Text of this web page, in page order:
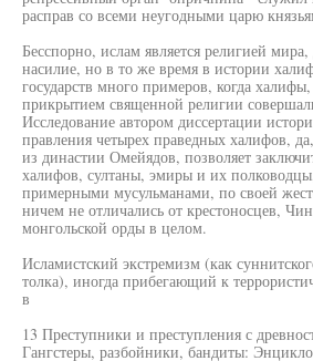
расправ со всеми неугодными царю
Бесспорно, ислам является религией
насилие, но в то же время в истории
государств много примеров, когда
прикрытием священной религии
Исследование автором диссертации
правления четырех праведных халифов,
из династии Омейядов, позволяет
халифов, султаны, эмиры и их
примерными мусульманами, по своей
ничем не отличались от крестоносцев,
монгольской орды в целом.
Исламистский экстремизм (как
толка), иногда прибегающий к
в
13 Преступники и преступления с
Гангстеры, разбойники, бандиты: